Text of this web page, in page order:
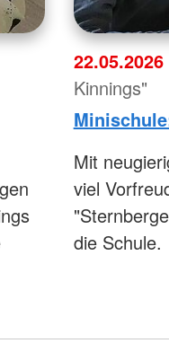
22.05.2026
Kinnings"
Mit
viel
die Schule.